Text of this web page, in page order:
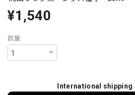
¥1,540
数量
International shipping